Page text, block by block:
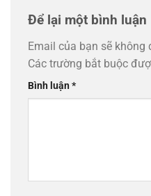
Để lại một bình luận
Email của bạn sẽ
Các trường bắt buộc
Bình luận*